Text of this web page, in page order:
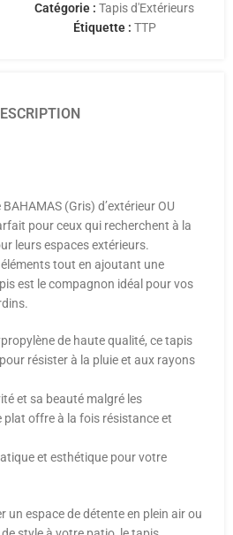
Catégorie : Tapis d'Extérieurs
Étiquette : TTP
(Gris) d’extérieur OU
pour ceux qui recherchent à la
leurs espaces extérieurs.
tout en ajoutant une
est le compagnon idéal pour vos
de haute qualité, ce tapis
résister à la pluie et aux rayons
et sa beauté malgré les
plat offre à la fois résistance et
et esthétique pour votre
un espace de détente en plein air ou